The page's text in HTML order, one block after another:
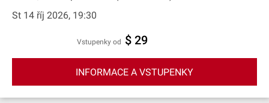
St 14 říj 2026, 19:30
Vstupenky od $ 29
INFORMACE A VSTUPENKY